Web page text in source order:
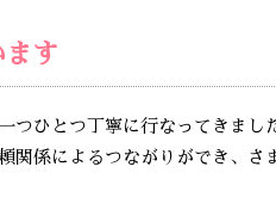
す
つひとつ丁寧に行なってきまし
関係によるつながりができ、さ